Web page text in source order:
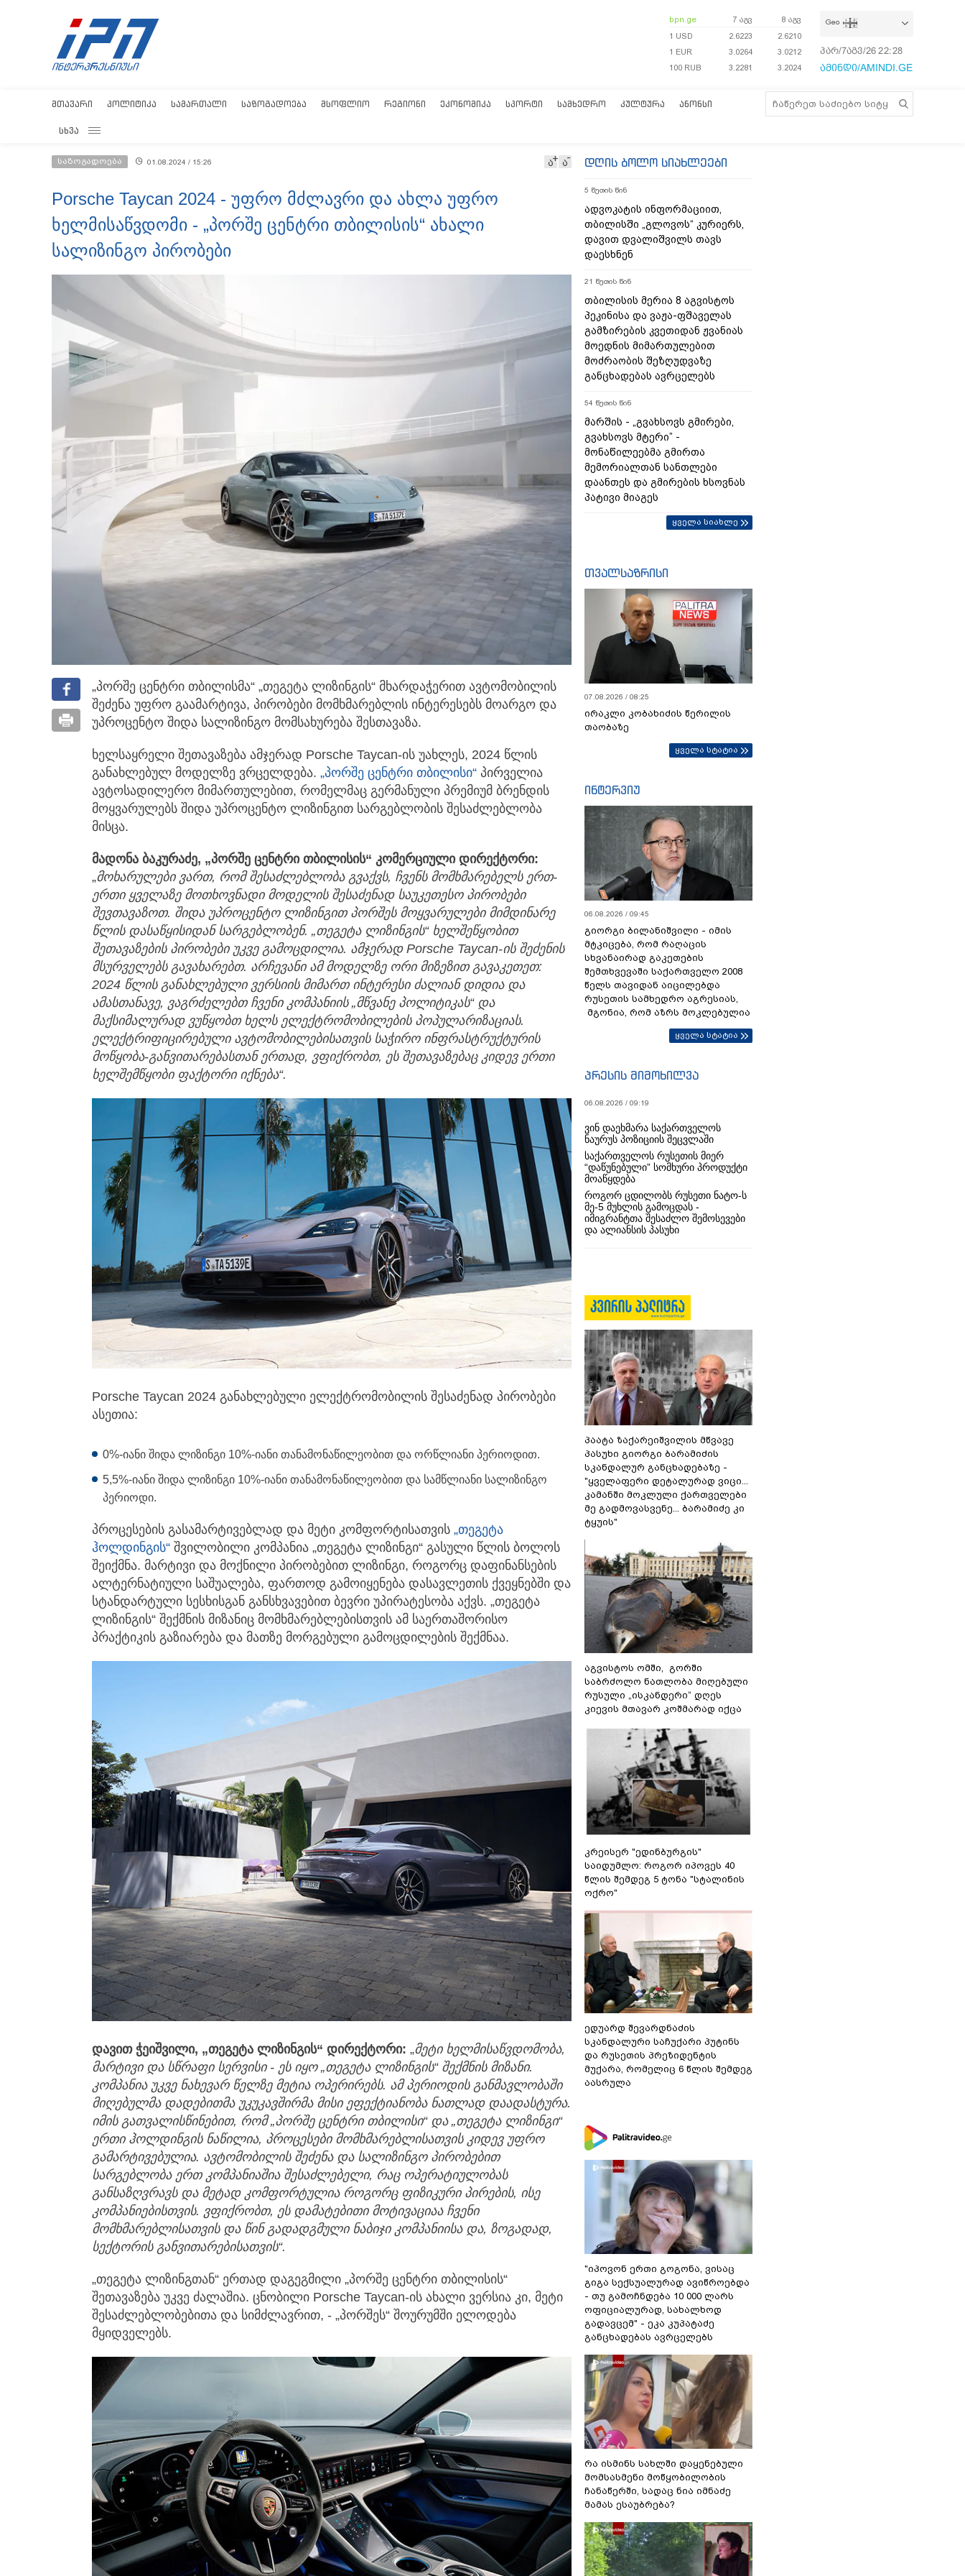
bpn.ge 7 აგვ
8 აგვ
1 USD
2.6223
2.6210
1 EUR
3.0264
3.0212
100 RUB
3.2281 3.2024
Geo
პარ/7აგვ/26 22:28:19
ამინდი/AMINDI.GE
ᲛᲗᲐᲕᲐᲠᲘ ᲞᲝᲚᲘᲢᲘᲙᲐ ᲡᲐᲛᲐᲠᲗᲐᲚᲘ ᲡᲐᲖᲝᲒᲐᲓᲝᲔᲑᲐ ᲛᲡᲝᲤᲚᲘᲝ ᲠᲔᲒᲘᲝᲜᲘ ᲔᲙᲝᲜᲝᲛᲘᲙᲐ ᲡᲞᲝᲠᲢᲘ ᲡᲐᲛᲮᲔᲓᲠᲝ ᲙᲣᲚᲢᲣᲠᲐ ᲐᲜᲝᲜᲡᲘ
ᲡᲮᲕᲐ
საზოგადოება 01.08.2024 / 15:26 ა ა
Porsche Taycan 2024 - უფრო მძლავრი და ახლა უფრო
ხელმისაწვდომი - „პორშე ცენტრი თბილისის“ ახალი
სალიზინგო პირობები
„პორშე ცენტრი თბილისმა“ „თეგეტა ლიზინგის“ მხარდაჭერით ავტომობილის
შეძენა უფრო გაამარტივა, პირობები მომხმარებლის ინტერესებს მოარგო და
უპროცენტო შიდა სალიზინგო მომსახურება შესთავაზა.
ხელსაყრელი შეთავაზება ამჯერად Porsche Taycan-ის უახლეს, 2024 წლის
განახლებულ მოდელზე ვრცელდება. „პორშე ცენტრი თბილისი“ პირველია
ავტოსადილერო მიმართულებით, რომელმაც გერმანული პრემიუმ ბრენდის
მოყვარულებს შიდა უპროცენტო ლიზინგით სარგებლობის შესაძლებლობა
მისცა.
მადონა ბაკურაძე, „პორშე ცენტრი თბილისის“ კომერციული დირექტორი:
„მოხარულები ვართ, რომ შესაძლებლობა გვაქვს, ჩვენს მომხმარებელს ერთ-
ერთი ყველაზე მოთხოვნადი მოდელის შესაძენად საუკეთესო პირობები
შევთავაზოთ. შიდა უპროცენტო ლიზინგით პორშეს მოყვარულები მიმდინარე
წლის დასაწყისიდან სარგებლობენ. „თეგეტა ლიზინგის“ ხელშეწყობით
შეთავაზების პირობები უკვე გამოცდილია. ამჯერად Porsche Taycan-ის შეძენის
მსურველებს გავახარებთ. არჩევანი ამ მოდელზე ორი მიზეზით გავაკეთეთ:
2024 წლის განახლებული ვერსიის მიმართ ინტერესი ძალიან დიდია და
ამასთანავე, ვაგრძელებთ ჩვენი კომპანიის „მწვანე პოლიტიკას“ და
მაქსიმალურად ვუწყობთ ხელს ელექტრომობილების პოპულარიზაციას.
ელექტრიფიცირებული ავტომობილებისათვის საჭირო ინფრასტრუქტურის
მოწყობა-განვითარებასთან ერთად, ვფიქრობთ, ეს შეთავაზებაც კიდევ ერთი
ხელშემწყობი ფაქტორი იქნება“.
Porsche Taycan 2024 განახლებული ელექტრომობილის შესაძენად პირობები
ასეთია:
0%-იანი შიდა ლიზინგი 10%-იანი თანამონაწილეობით და ორწლიანი პერიოდით.
5,5%-იანი შიდა ლიზინგი 10%-იანი თანამონაწილეობით და სამწლიანი სალიზინგო
პერიოდი.
პროცესების გასამარტივებლად და მეტი კომფორტისათვის „თეგეტა
ჰოლდინგის“ შვილობილი კომპანია „თეგეტა ლიზინგი“ გასული წლის ბოლოს
შეიქმნა. მარტივი და მოქნილი პირობებით ლიზინგი, როგორც დაფინანსების
ალტერნატიული საშუალება, ფართოდ გამოიყენება დასავლეთის ქვეყნებში და
სტანდარტული სესხისგან განსხვავებით ბევრი უპირატესობა აქვს. „თეგეტა
ლიზინგის“ შექმნის მიზანიც მომხმარებლებისთვის ამ საერთაშორისო
პრაქტიკის გაზიარება და მათზე მორგებული გამოცდილების შექმნაა.
დავით ჭეიშვილი, „თეგეტა ლიზინგის“ დირექტორი: „მეტი ხელმისაწვდომობა,
მარტივი და სწრაფი სერვისი - ეს იყო „თეგეტა ლიზინგის“ შექმნის მიზანი.
კომპანია უკვე ნახევარ წელზე მეტია ოპერირებს. ამ პერიოდის განმავლობაში
მიღებულმა დადებითმა უკუკავშირმა მისი ეფექტიანობა ნათლად დაადასტურა.
იმის გათვალისწინებით, რომ„პორშე ცენტრი თბილისი“ და „თეგეტა ლიზინგი“
ერთი ჰოლდინგის ნაწილია, პროცესები მომხმარებლისათვის კიდევ უფრო
გამარტივებულია. ავტომობილის შეძენა და სალიზინგო პირობებით
სარგებლობა ერთ კომპანიაშია შესაძლებელი, რაც ოპერატიულობას
განსაზღვრავს და მეტად კომფორტულია როგორც ფიზიკური პირების, ისე
კომპანიებისთვის. ვფიქრობთ, ეს დამატებითი მოტივაციაა ჩვენი
მომხმარებლისათვის და წინ გადადგმული ნაბიჯი კომპანიისა და, ზოგადად,
სექტორის განვითარებისათვის“.
„თეგეტა ლიზინგთან“ ერთად დაგეგმილი „პორშე ცენტრი თბილისის“
შეთავაზება უკვე ძალაშია. ცნობილი Porsche Taycan-ის ახალი ვერსია კი, მეტი
შესაძლებლობებითა და სიმძლავრით, - „პორშეს“ შოურუმში ელოდება
მყიდველებს.
დღის ბოლო სიახლეები
5 წუთის წინ
ადვოკატის ინფორმაციით,
თბილისში „გლოვოს“ კურიერს,
დავით დვალიშვილს თავს
დაესხნენ
21 წუთის წინ
თბილისის მერია 8 აგვისტოს
პეკინისა და ვაჟა-ფშაველას
გამზირების კვეთიდან ჟვანიას
მოედნის მიმართულებით
მოძრაობის შეზღუდვაზე
განცხადებას ავრცელებს
54 წუთის წინ
მარშის - „გვახსოვს გმირები,
გვახსოვს მტერი” -
მონაწილეებმა გმირთა
მემორიალთან სანთლები
დაანთეს და გმირების ხსოვნას
პატივი მიაგეს
ყველა სიახლე
თვალსაზრისი
07.08.2026 / 08:25
ირაკლი კობახიძის წერილის
თაობაზე
ყველა სტატია
ინტერვიუ
06.08.2026 / 09:45
გიორგი ბილანიშვილი - იმის
მტკიცება, რომ რაღაცის
სხვანაირად გაკეთების
შემთხვევაში საქართველო 2008
წელს თავიდან აიცილებდა
რუსეთის სამხედრო აგრესიას,
მგონია, რომ აზრს მოკლებულია
ყველა სტატია
პრესის მიმოხილვა
06.08.2026 / 09:19
ვინ დაეხმარა საქართველოს
ნაურუს პოზიციის შეცვლაში
საქართველოს რუსეთის მიერ
“დაწუნებული” სომხური პროდუქტი
მოაწყდება
როგორ ცდილობს რუსეთი ნატო-ს
მე-5 მუხლის გამოცდას -
იმიგრანტთა შესაძლო შემოსევები
და ალიანსის პასუხი
პაატა ზაქარეიშვილის მწვავე
პასუხი გიორგი ბარამიძის
სკანდალურ განცხადებაზე -
"ყველაფერი დეტალურად ვიცი...
კამანში მოკლული ქართველები
მე გადმოვასვენე... ბარამიძე კი
ტყუის"
აგვისტოს ომში, გორში
საბრძოლო ნათლობა მიღებული
რუსული „ისკანდერი“ დღეს
კიევის მთავარ კოშმარად იქცა
კრეისერ "ედინბურგის"
საიდუმლო: როგორ იპოვეს 40
წლის შემდეგ 5 ტონა "სტალინის
ოქრო"
ედუარდ შევარდნაძის
სკანდალური საჩუქარი პუტინს
და რუსეთის პრეზიდენტის
მუქარა, რომელიც 6 წლის შემდეგ
აასრულა
"იპოვონ ერთი გოგონა, ვისაც
გიგა სექსუალურად ავიწროებდა
- თუ გამოჩნდება 10 000 ლარს
ოფიციალურად, სახალხოდ
გადავცემ" - ეკა კუპატაძე
განცხადებას ავრცელებს
რა ისმინს სახლში დაყენებული
მომსასმენი მოწყობილობის
ჩანაწერში, სადაც ნია იმნაძე
მამას ესაუბრება?